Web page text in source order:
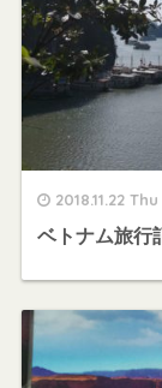
2018.11.22 Thu
ベトナム旅行